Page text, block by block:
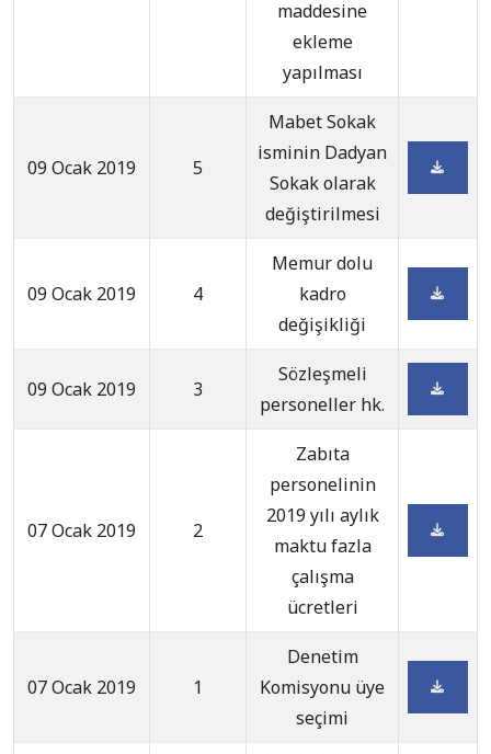
maddesine
ekleme
yapılması
09 Ocak 2019 5
Mabet Sokak
isminin Dadyan
Sokak olarak
değiştirilmesi
09 Ocak 2019 4
Memur dolu
kadro
değişikliği
09 Ocak 2019 3
Sözleşmeli
personeller hk.
07 Ocak 2019 2
Zabıta
personelinin
2019 yılı aylık
maktu fazla
çalışma
ücretleri
07 Ocak 2019 1
Denetim
Komisyonu üye
seçimi